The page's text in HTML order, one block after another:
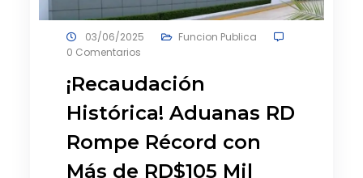
03/06/2025
Funcion Publica
0 Comentarios
¡Recaudación
Histórica! Aduanas RD
Rompe Récord con
Más de RD$105 Mil